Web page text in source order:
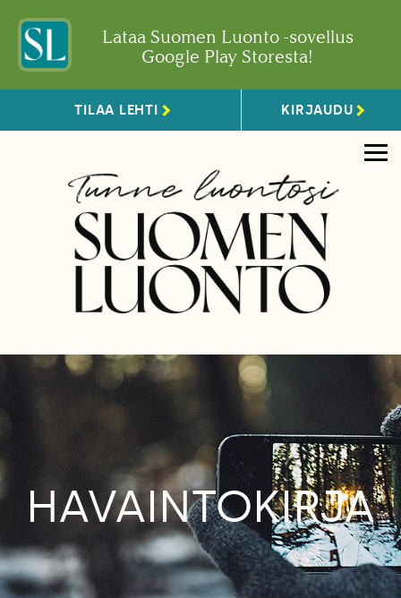
Lataa Suomen Luonto -sovellus
Google Play Storesta!
TILAA LEHTI KIRJAUDU
HAVAINTOKIRJA